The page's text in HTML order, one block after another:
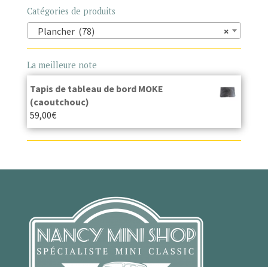
Catégories de produits
×
Plancher (78)
La meilleure note
Tapis de tableau de bord MOKE
(caoutchouc)
59,00€